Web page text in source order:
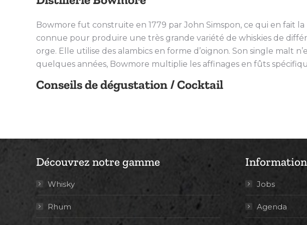
Bowmore fut construite en 1779 par John Simspon, ce qui en fait la
connue pour produire une très grande variété de whiskies de
orge. Elle utilise des alambics en forme d’oignon. Son single malt
quelques années, Bowmore multiplie les affinages en fûts
Conseils de dégustation / Cocktail
Découvrez notre gamme
Whisky
Rhum
Jobs
Agenda